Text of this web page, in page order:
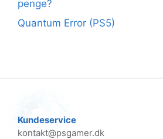
penge?
Quantum Error (PS5)
Kundeservice
kontakt@psgamer.dk